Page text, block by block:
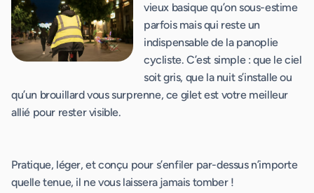
vieux basique qu’on sous-estime
parfois mais qui reste un
indispensable de la panoplie
cycliste. C’est simple : que le ciel
soit gris, que la nuit s’installe ou
qu’un brouillard vous surprenne, ce gilet est votre meilleur
allié pour rester visible.
Pratique, léger, et conçu pour s’enfiler par-dessus n’importe
quelle tenue, il ne vous laissera jamais tomber !